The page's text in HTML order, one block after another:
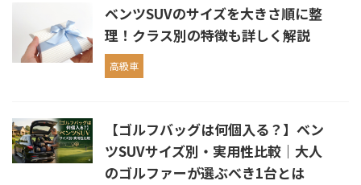
ベンツSUVのサイズを大きさ順に整
理！クラス別の特徴も詳しく解説
高級車
【ゴルフバッグは何個入る？】ベン
ツSUVサイズ別・実用性比較｜大人
のゴルファーが選ぶべき1台とは